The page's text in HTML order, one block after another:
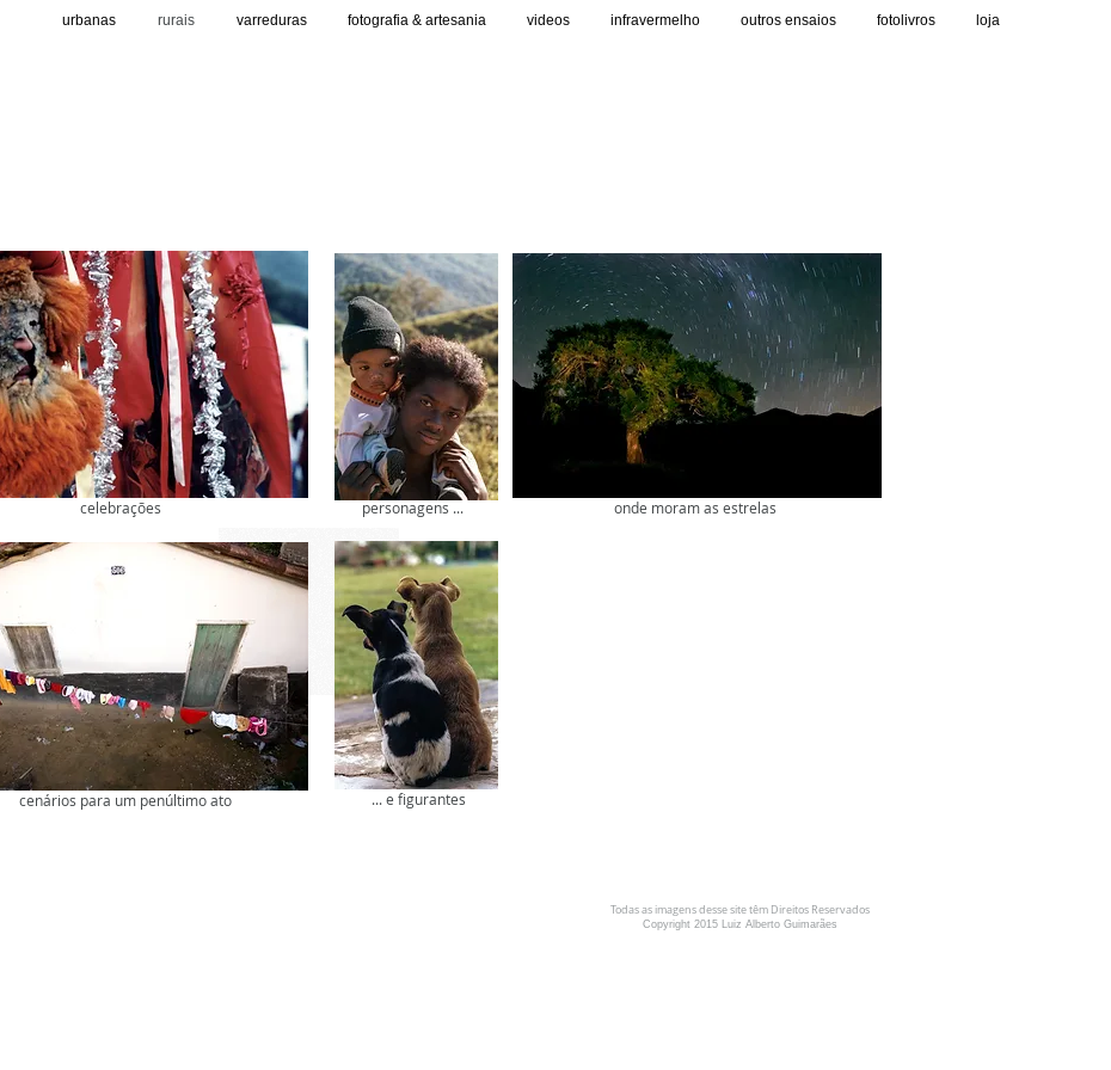
urbanas rurais varreduras fotografia & artesania videos infravermelho outros ensaios fotolivros loja
celebrações
cenários para um penúltimo ato
personagens ... onde moram as estrelas
... e figurantes
Todas as imagens desse site têm Direitos Reservados
Copyright 2015 Luiz Alberto Guimarães